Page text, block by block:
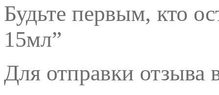
Будьте первым, кто
15мл”
Для отправки отзыва